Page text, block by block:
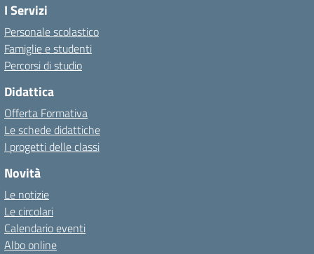
I Servizi
Personale scolastico
Famiglie e studenti
Percorsi di studio
Didattica
Offerta Formativa
Le schede didattiche
I progetti delle classi
Novità
Le notizie
Le circolari
Calendario eventi
Albo online